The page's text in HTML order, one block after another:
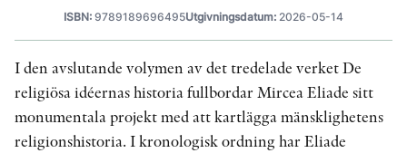
ISBN: 9789189696495Utgivningsdatum: 2026-05-14
I den avslutande volymen av det tredelade verket De
religiösa idéernas historia fullbordar Mircea Eliade sitt
monumentala projekt med att kartlägga mänsklighetens
religionshistoria. I kronologisk ordning har Eliade